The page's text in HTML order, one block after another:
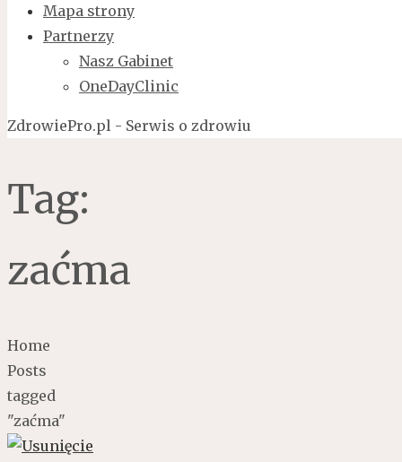
Mapa strony
Partnerzy
Nasz Gabinet
OneDayClinic
ZdrowiePro.pl - Serwis o zdrowiu
Tag:
zaćma
Home
Posts
tagged
"zaćma"